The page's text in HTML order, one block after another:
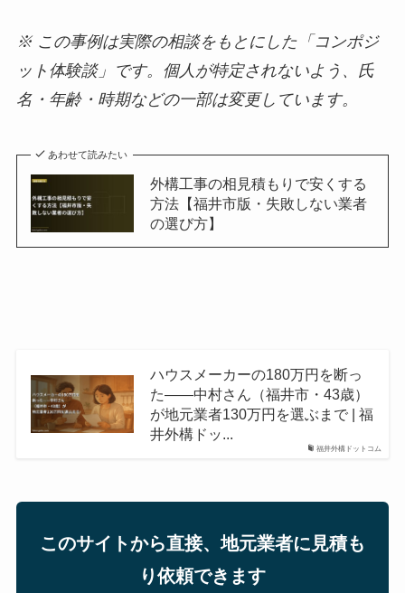
※ この事例は実際の相談をもとにした「コンポジ
ット体験談」です。個人が特定されないよう、氏
名・年齢・時期などの一部は変更しています。
あわせて読みたい
外構工事の相見積もりで安くする
方法【福井市版・失敗しない業者
の選び方】
福井外構ドットコム
ハウスメーカーの180万円を断っ
た——中村さん（福井市・43歳）
が地元業者130万円を選ぶまで | 福
井外構ドッ...
このサイトから直接、地元業者に見積も
り依頼できます